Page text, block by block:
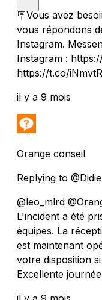
🪧Vous avez
vous répondons
Instagram.
Instagram :
https://t.co/
il y a 9 mois
Orange conseil
Replying to
@leo_mlrd
L'incident a été
équipes. La
est maintenant
votre disposition
Excellente